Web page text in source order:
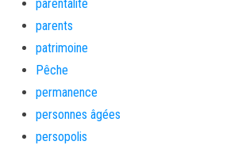
parentalité
parents
patrimoine
Pêche
permanence
personnes âgées
persopolis